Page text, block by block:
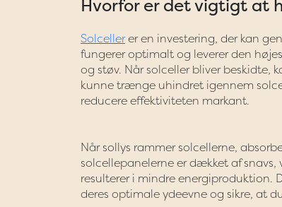
Hvorfor er det vigtigt at
Solcellerer en investering, der kan
fungerer optimalt og leverer den
og støv. Når solceller bliver beskidte,
kunne trænge uhindret igennem
reducere effektiviteten markant.
Når sollys rammer solcellerne,
solcellepanelerne er dækket af
resulterer i mindre energiproduktion.
deres optimale ydeevne og sikre, at